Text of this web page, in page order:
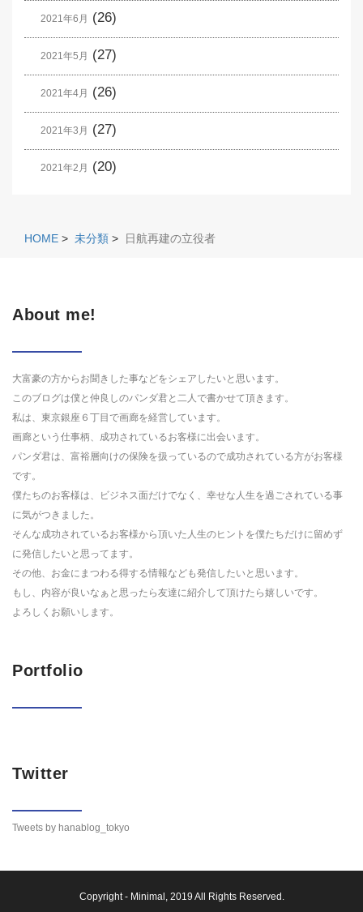
2021年6月 (26)
2021年5月 (27)
2021年4月 (26)
2021年3月 (27)
2021年2月 (20)
HOME > 未分類 > 日航再建の立役者
About me!
大富豪の方からお聞きした事などをシェアしたいと思います。
このブログは僕と仲良しのパンダ君と二人で書かせて頂きます。
私は、東京銀座６丁目で画廊を経営しています。
画廊という仕事柄、成功されているお客様に出会います。
パンダ君は、富裕層向けの保険を扱っているので成功されている方がお客様
です。
僕たちのお客様は、ビジネス面だけでなく、幸せな人生を過ごされている事
に気がつきました。
そんな成功されているお客様から頂いた人生のヒントを僕たちだけに留めず
に発信したいと思ってます。
その他、お金にまつわる得する情報なども発信したいと思います。
もし、内容が良いなぁと思ったら友達に紹介して頂けたら嬉しいです。
よろしくお願いします。
Portfolio
Twitter
Tweets by hanablog_tokyo
Copyright - Minimal , 2019 All Rights Reserved.